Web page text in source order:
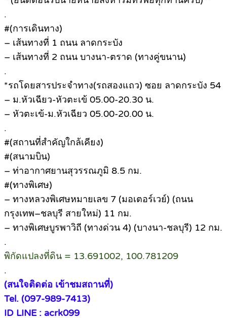
.
#(การเดินทาง)
– เส้นทางที่ 1 ถนน ลาดกระบัง
– เส้นทางที่ 2 ถนน บางนา-ตราด (ทางคู่ขนาน)
.
*รถโดยสารประจำทาง(รถสองแถว) ซอย ลาดกระบัง 54
– ม.หัวเฉียว-หัวตะเข้ 05.00-20.30 น.
– หัวตะเข้-ม.หัวเฉียว 05.00-20.00 น.
.
#(สถานที่สำคัญใกล้เคียง)
#(สนามบิน)
– ท่าอากาศยานสุวรรณภูมิ 8.5 กม.
#(ทางพิเศษ)
– ทางหลวงพิเศษหมายเลข 7 (มอเตอร์เวย์) (ถนน
กรุงเทพ–ชลบุรี สายใหม่) 11 กม.
– ทางพิเศษบูรพาวิถี (ทางด่วน 4) (บางนา-ชลบุรี) 12 กม.
.
พิกัดแปลงที่ดิน = 13.691002, 100.781209
.
(สนใจติดต่อ เข้าชมสถานที่)
Tel. (097-989-7413)
ID LINE : acrk099